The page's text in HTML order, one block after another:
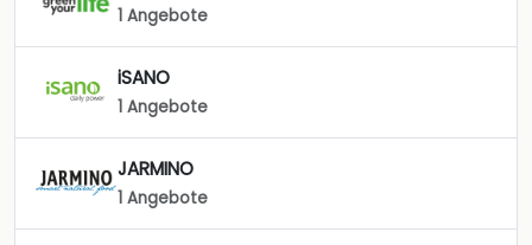
1 Angebote
iSANO
1 Angebote
JARMINO
1 Angebote